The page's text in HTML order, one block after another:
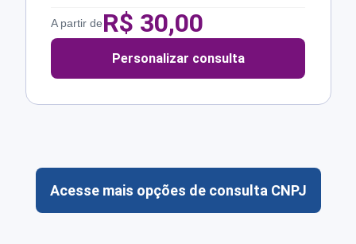
A partir deR$ 30,00
Personalizar consulta
Acesse mais opções de consulta CNPJ